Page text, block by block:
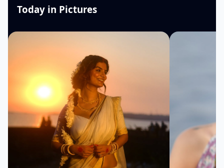
Today in Pictures